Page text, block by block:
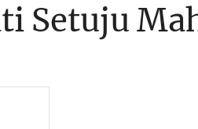
Setuju